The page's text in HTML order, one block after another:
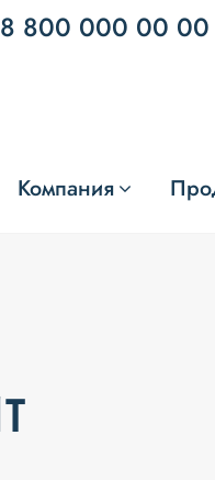
8 800 000 00 00
Компания